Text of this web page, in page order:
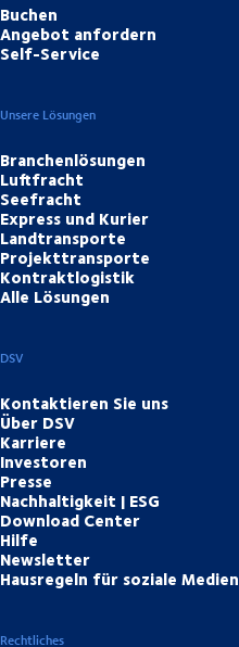
Buchen
Angebot anfordern
Self-Service
Unsere Lösungen
Branchenlösungen
Luftfracht
Seefracht
Express und Kurier
Landtransporte
Projekttransporte
Kontraktlogistik
Alle Lösungen
DSV
Kontaktieren Sie uns
Über DSV
Karriere
Investoren
Presse
Nachhaltigkeit | ESG
Download Center
Hilfe
Newsletter
Hausregeln für soziale Medien
Rechtliches